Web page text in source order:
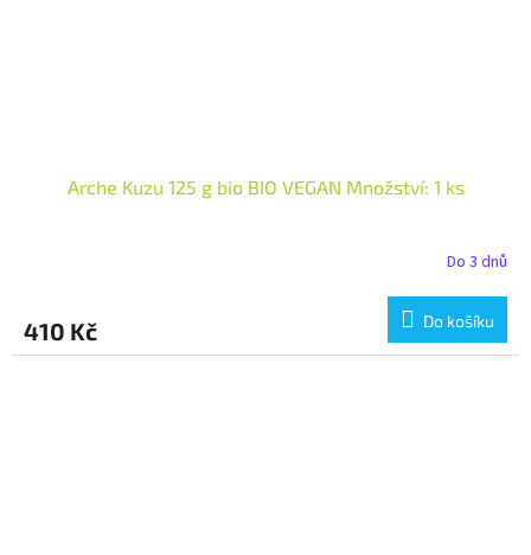
Arche Kuzu 125 g bio BIO VEGAN Množství: 1 ks
Do 3 dnů
410 Kč Do košíku